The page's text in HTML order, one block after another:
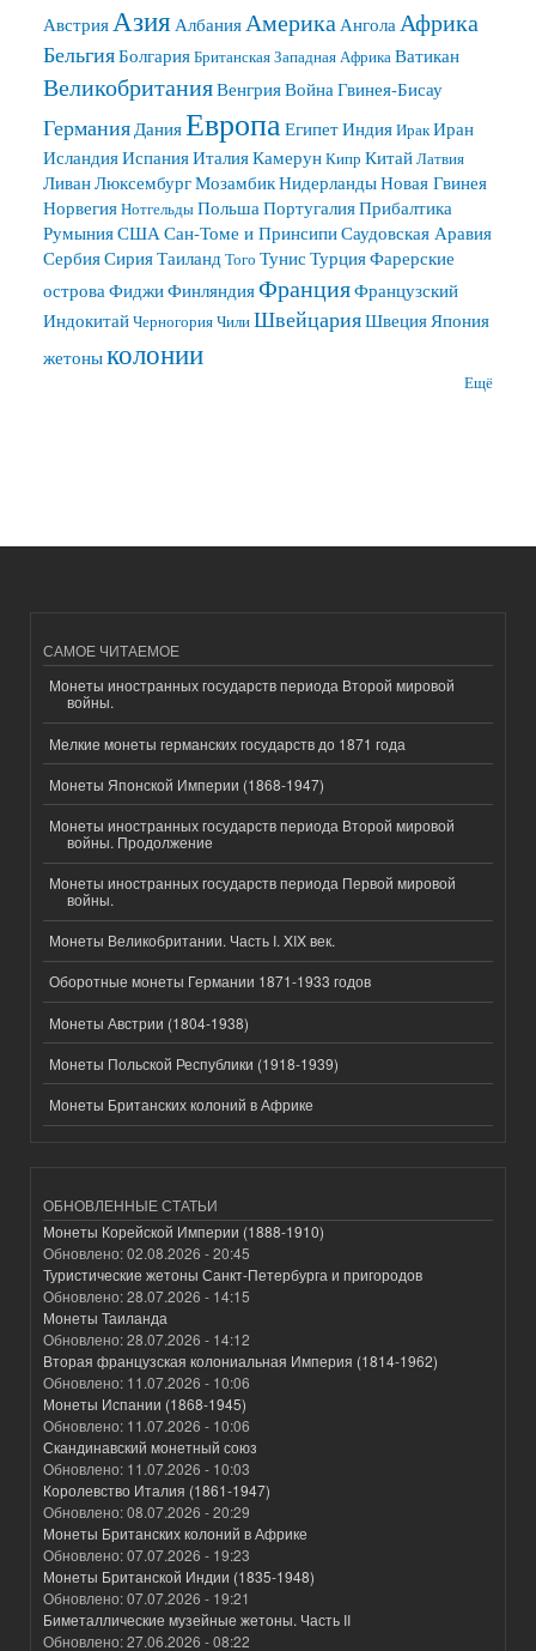
Австрия Азия АлбанияАмерика Ангола Африка
БельгияБолгарияБританская Западная АфрикаВатикан
ВеликобританияВенгрияВойна Гвинея-Бисау
Германия ДанияЕвропа ЕгипетИндияИракИран
ИсландияИспанияИталияКамерунКипр КитайЛатвия
ЛиванЛюксембургМозамбикНидерландыНовая Гвинея
НорвегияНотгельдыПольша ПортугалияПрибалтика
РумынияСША Сан-Томе и ПринсипиСаудовская Аравия
СербияСирияТаиланд Того Тунис ТурцияФарерские
острова ФиджиФинляндияФранцияФранцузский
ИндокитайЧерногорияЧилиШвейцарияШвеция Япония
жетоныколонии
Ещё
САМОЕ ЧИТАЕМОЕ
Монеты иностранных государств периода Второй мировой
войны.
Мелкие монеты германских государств до 1871 года
Монеты Японской Империи (1868-1947)
Монеты иностранных государств периода Второй мировой
войны. Продолжение
Монеты иностранных государств периода Первой мировой
войны.
Монеты Великобритании. Часть I. XIX век.
Оборотные монеты Германии 1871-1933 годов
Монеты Австрии (1804-1938)
Монеты Польской Республики (1918-1939)
Монеты Британских колоний в Африке
ОБНОВЛЕННЫЕ СТАТЬИ
Монеты Корейской Империи (1888-1910)
Обновлено:02.08.2026 - 20:45
Туристические жетоны Санкт-Петербурга и пригородов
Обновлено:28.07.2026 - 14:15
Монеты Таиланда
Обновлено:28.07.2026 - 14:12
Вторая французская колониальная Империя (1814-1962)
Обновлено: 11.07.2026 - 10:06
Монеты Испании (1868-1945)
Обновлено: 11.07.2026 - 10:06
Скандинавский монетный союз
Обновлено: 11.07.2026 - 10:03
Королевство Италия (1861-1947)
Обновлено:08.07.2026 - 20:29
Монеты Британских колоний в Африке
Обновлено:07.07.2026 - 19:23
Монеты Британской Индии (1835-1948)
Обновлено:07.07.2026 - 19:21
Биметаллические музейные жетоны. Часть II
Обновлено:27.06.2026 - 08:22